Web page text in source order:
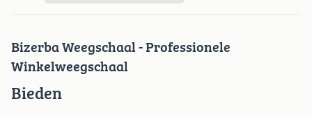
Bizerba Weegschaal - Professionele
Winkelweegschaal
Bieden